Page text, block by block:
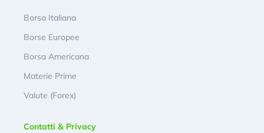
Borsa Italiana
Borse Europee
Borsa Americana
Materie Prime
Valute (Forex)
Contatti & Privacy